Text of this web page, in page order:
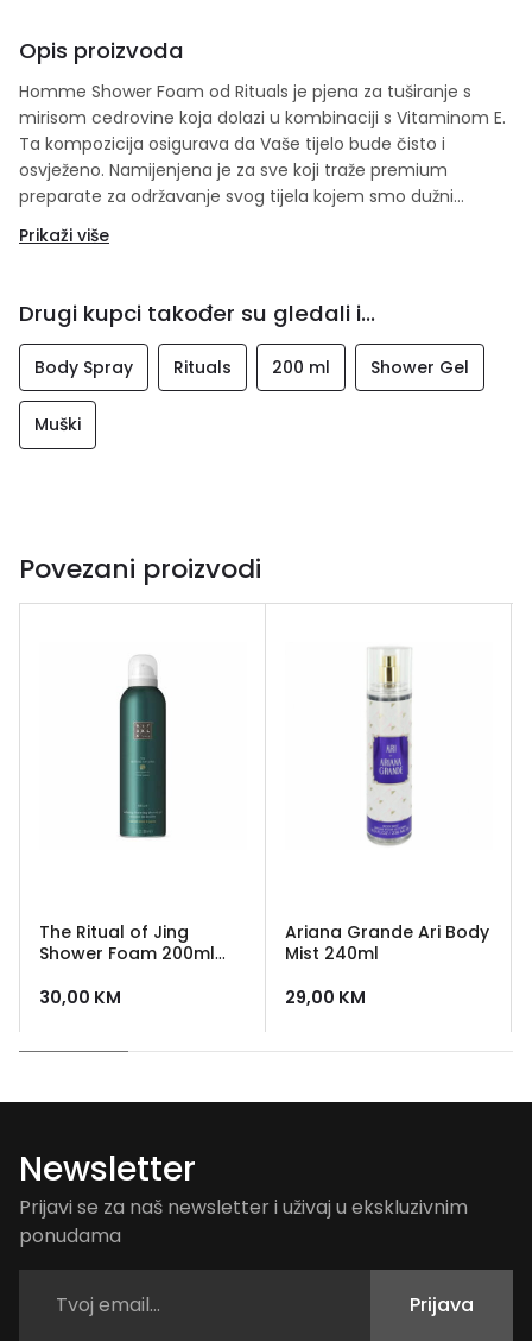
Opis proizvoda
Homme Shower Foam od Rituals je pjena za tuširanje s
mirisom cedrovine koja dolazi u kombinaciji s Vitaminom E.
Ta kompozicija osigurava da Vaše tijelo bude čisto i
osvježeno. Namijenjena je za sve koji traže premium
preparate za održavanje svog tijela kojem smo dužni
ostale proizvode iz te i te linije.
Prikaži više
Drugi kupci također su gledali i...
Body Spray Rituals 200 ml Shower Gel
Muški
Povezani proizvodi
The Ritual of Jing
Shower Foam 200ml
30,00 KM
Ariana Grande Ari Body
Mist 240ml
29,00 KM
Newsletter
Prijavi se za naš newsletter i uživaj u ekskluzivnim
ponudama
Prijava